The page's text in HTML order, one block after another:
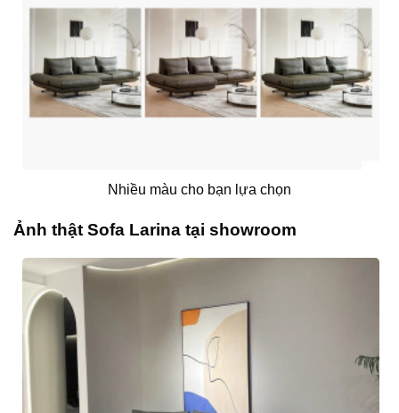
Nhiều màu cho bạn lựa chọn
Ảnh thật Sofa Larina tại showroom